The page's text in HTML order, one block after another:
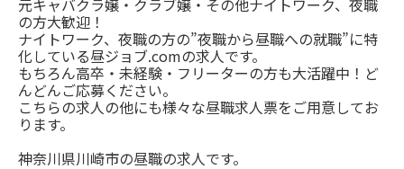
元キャバクラ嬢・クラブ嬢・その他ナイトワーク、夜職
の方大歓迎！
ナイトワーク、夜職の方の”夜職から昼職への就職”に特
化している昼ジョブ.comの求人です。
もちろん高卒・未経験・フリーターの方も大活躍中！ど
んどんご応募ください。
こちらの求人の他にも様々な昼職求人票をご用意してお
ります。
神奈川県川崎市の昼職の求人です。